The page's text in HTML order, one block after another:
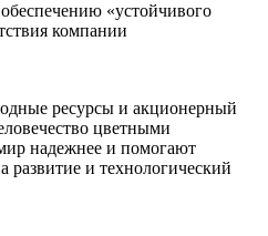
«устойчивого
компании
ресурсы и акционерный
цветными
надежнее и помогают
и технологический